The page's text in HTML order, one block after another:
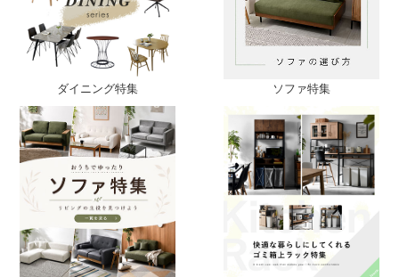
ダイニング特集 ソファ特集